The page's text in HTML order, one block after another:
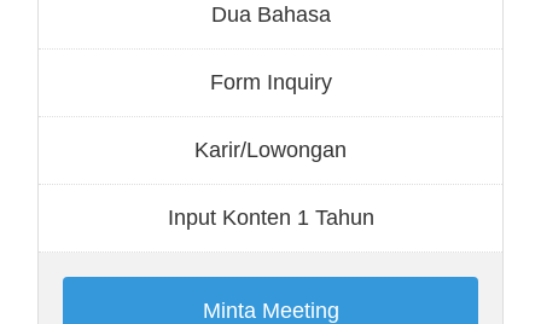
Dua Bahasa
Form Inquiry
Karir/Lowongan
Input Konten 1 Tahun
Minta Meeting